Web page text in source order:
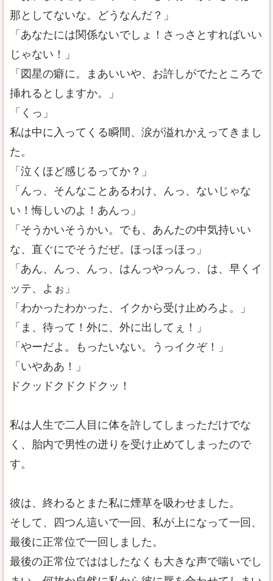
那としてないな。どうなんだ？」
「あなたには関係ないでしょ！さっさとすればいい
じゃない！」
「図星の癖に。まあいいや、お許しがでたところで
挿れるとしますか。」
「くっ」
私は中に入ってくる瞬間、涙が溢れかえってきまし
た。
「泣くほど感じるってか？」
「んっ、そんなことあるわけ、んっ、ないじゃな
い！悔しいのよ！あんっ」
「そうかいそうかい。でも、あんたの中気持いい
な、直ぐにでそうだぜ。ほっほっほっ」
「あん、んっ、んっ、はんっやっんっ、は、早くイ
ッテ、よぉ」
「わかったわかった、イクから受け止めろよ。」
「ま、待って！外に、外に出してぇ！」
「やーだよ。もったいない。うっイクぞ！」
「いやああ！」
ドクッドクドクドクッ！
私は人生で二人目に体を許してしまっただけでな
く、胎内で男性の迸りを受け止めてしまったので
す。
彼は、終わるとまた私に煙草を吸わせました。
そして、四つん這いで一回、私が上になって一回、
最後に正常位で一回しました。
最後の正常位でははしたなくも大きな声で喘いでし